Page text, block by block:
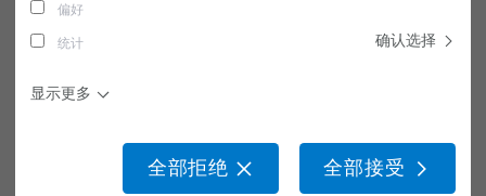
偏好
统计 确认选择
显示更多
全部拒绝 全部接受